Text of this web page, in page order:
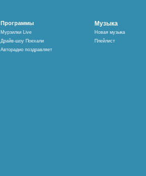
Программы
Мурзилки Live
Драйв-шоу Поехали
Авторадио поздравляет
Музыка
Новая музыка
Плейлист